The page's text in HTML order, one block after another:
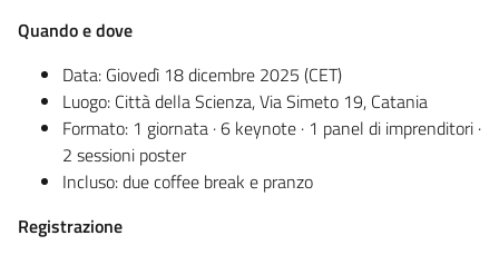
Quando e dove
Data: Giovedì 18 dicembre 2025 (CET)
Luogo: Città della Scienza, Via Simeto 19, Catania
Formato: 1 giornata · 6 keynote · 1 panel di imprenditori ·
2 sessioni poster
Incluso: due coffee break e pranzo
Registrazione